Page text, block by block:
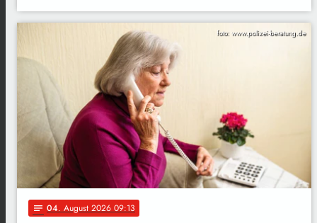
foto: www.polizei-beratung.de
notes 04. August 2026 09:13